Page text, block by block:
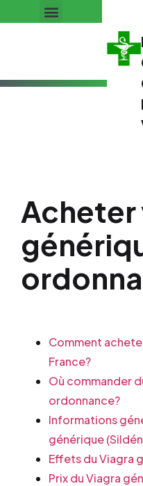
Acheter
Comment
France?
Où commander
ordonnance?
Informations
générique
Effets du Viagra
Prix du Viagra